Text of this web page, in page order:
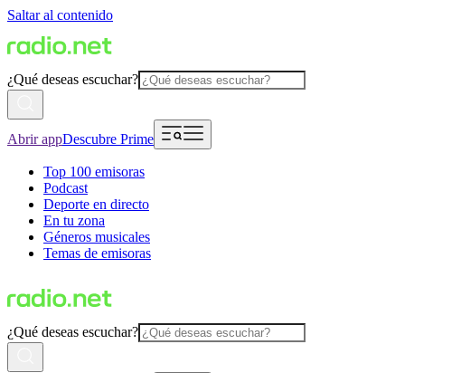
Saltar al contenido
¿Qué deseas escuchar?
Abrir appDescubre Prime
Top 100 emisoras
Podcast
Deporte en directo
En tu zona
Géneros musicales
Temas de emisoras
¿Qué deseas escuchar?